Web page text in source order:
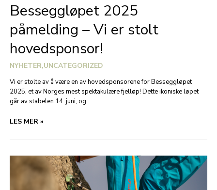
Besseggløpet 2025
påmelding – Vi er stolt
hovedsponsor!
NYHETER,UNCATEGORIZED
Vi er stolte av å være en av hovedsponsorene for Besseggløpet
2025, et av Norges mest spektakulære fjelløp! Dette ikoniske løpet
går av stabelen 14. juni, og …
BESSEGGLØPET
PÅMELDING
LES MER »